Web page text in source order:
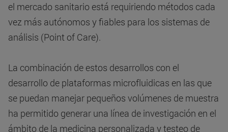
el mercado sanitario está requiriendo métodos cada
vez más autónomos y fiables para los sistemas de
análisis (Point of Care).
La combinación de estos desarrollos con el
desarrollo de plataformas microfluidicas en las que
se puedan manejar pequeños volúmenes de muestra
ha permitido generar una línea de investigación en el
ámbito de la medicina personalizada y testeo de